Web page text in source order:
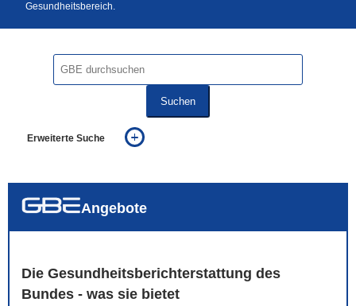
Gesundheitsbereich.
Suchen
Erweiterte Suche
auch in allen Texten suchen (Volltextsuche)
Angebote
Die Gesundheitsberichterstattung des
Bundes - was sie bietet